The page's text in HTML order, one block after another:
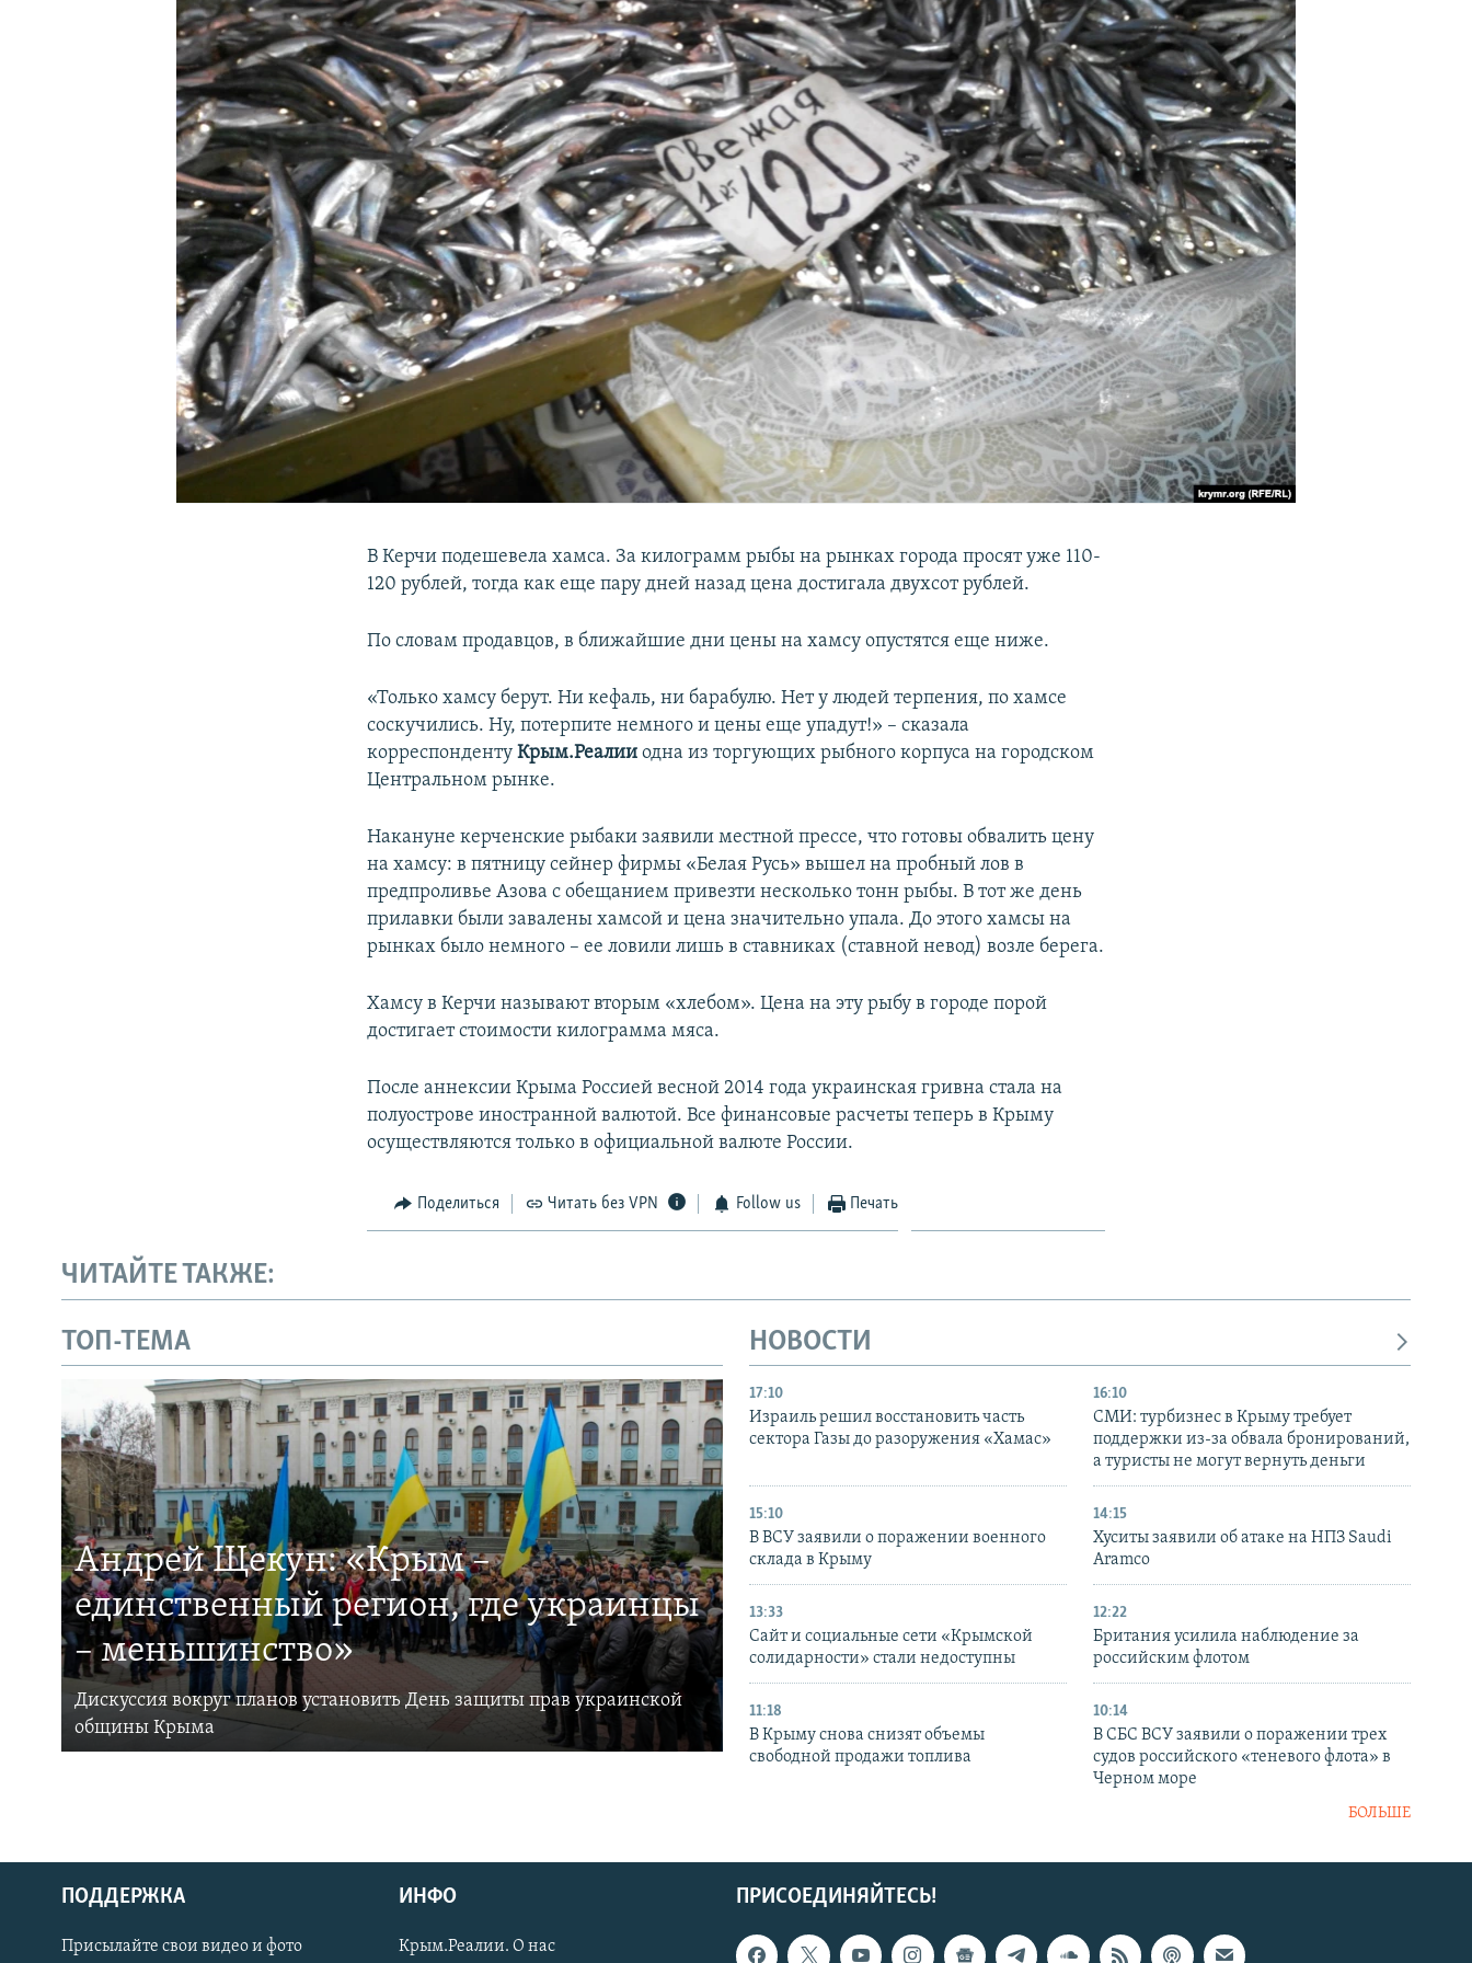
КРЫМ.НЕПОКОРЕННЫЙ
УКРАИНСКАЯ ПРОБЛЕМА КРЫМА
Українською
В Керчи подешевела хамса. За килограмм рыбы на рынках города просят уже 110-
120 рублей, тогда как еще пару дней назад цена достигала двухсот рублей.
По словам продавцов, в ближайшие дни цены на хамсу опустятся еще ниже.
«Только хамсу берут. Ни кефаль, ни барабулю. Нет у людей терпения, по хамсе
соскучились. Ну, потерпите немного и цены еще упадут!» – сказала
корреспондентуКрым.Реалии одна из торгующих рыбного корпуса на городском
Центральном рынке.
Накануне керченские рыбаки заявили местной прессе, что готовы обвалить цену
на хамсу: в пятницу сейнер фирмы «Белая Русь» вышел на пробный лов в
предпроливье Азова с обещанием привезти несколько тонн рыбы. В тот же день
прилавки были завалены хамсой и цена значительно упала. До этого хамсы на
рынках было немного – ее ловили лишь в ставниках (ставной невод) возле берега.
Хамсу в Керчи называют вторым «хлебом». Цена на эту рыбу в городе порой
достигает стоимости килограмма мяса.
После аннексии Крыма Россией весной 2014 года украинская гривна стала на
полуострове иностранной валютой. Все финансовые расчеты теперь в Крыму
осуществляются только в официальной валюте России.
Поделиться Читать без VPN Follow us Печать
ЧИТАЙТЕ ТАКЖЕ:
ТОП-ТЕМА
Андрей Щекун: «Крым –
единственный регион, где украинцы
– меньшинство»
Дискуссия вокруг планов установить День защиты прав украинской
общины Крыма
НОВОСТИ
17:10
Израиль решил восстановить часть
сектора Газы до разоружения «Хамас»
16:10
СМИ: турбизнес в Крыму требует
поддержки из-за обвала бронирований,
а туристы не могут вернуть деньги
15:10
В ВСУ заявили о поражении военного
склада в Крыму
14:15
Хуситы заявили об атаке на НПЗ Saudi
Aramco
13:33
Сайт и социальные сети «Крымской
солидарности» стали недоступны
12:22
Британия усилила наблюдение за
российским флотом
11:18
В Крыму снова снизят объемы
свободной продажи топлива
10:14
В СБС ВСУ заявили о поражении трех
судов российского «теневого флота» в
Черном море
БОЛЬШЕ
ПРИСОЕДИНЯЙТЕСЬ!
ПОДДЕРЖКА
Присылайте свои видео и фото
ИНФО
Крым.Реалии. О нас